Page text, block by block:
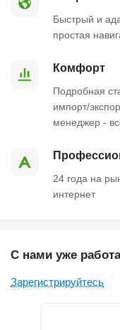
Быстрый и
простая
Комфорт
Подробная
импорт/
менеджер -
24 года на
интернет
С нами уже
Зарегистрируйтесь